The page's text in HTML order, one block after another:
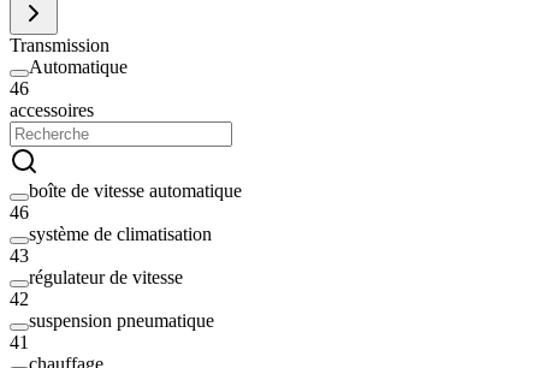
Transmission
Automatique
46
accessoires
boîte de vitesse automatique
46
système de climatisation
43
régulateur de vitesse
42
suspension pneumatique
41
chauffage